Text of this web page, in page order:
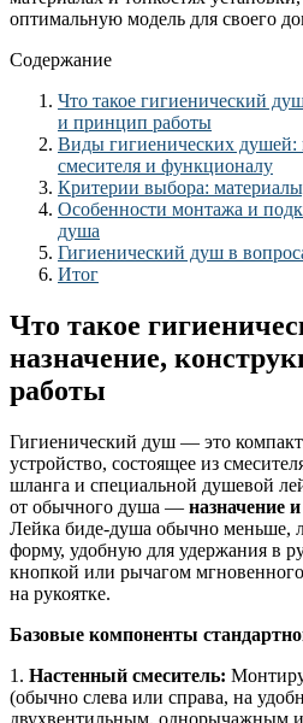
оптимальную модель для своего
Содержание
Что такое гигиенический
и принцип работы
Виды гигиенических душей:
смесителя и функционалу
Критерии выбора:
Особенности монтажа и
душа
Гигиенический душ в
Итог
Что такое
назначение,
работы
Гигиенический душ — это
устройство, состоящее из
шланга и специальной душевой
от обычного душа — назначение
Лейка биде-душа обычно меньше,
форму, удобную для удержания в
кнопкой или рычагом
на рукоятке.
Базовые компоненты
1. Настенный смеситель:
(обычно слева или справа, на
двухвентильным, однорычажным